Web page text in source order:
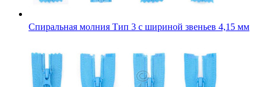
Спиральная молния Тип 3 с шириной звеньев 4,15 мм